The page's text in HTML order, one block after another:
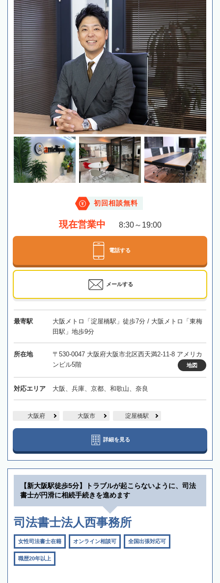
初回相談無料
現在営業中 8:30～19:00
電話する
メールする
最寄駅
大阪メトロ「淀屋橋駅」徒歩7分 / 大阪メトロ「東梅
田駅」地歩9分
所在地
〒530-0047 大阪府大阪市北区西天満2-11-8 アメリカ
ンビル5階
地図
対応エリア 大阪、兵庫、京都、和歌山、奈良
大阪府 大阪市 淀屋橋駅
詳細を見る
【新大阪駅徒歩5分】トラブルが起こらないように、司法
書士が円滑に相続手続きを進めます
司法書士法人西事務所
女性司法書士在籍 オンライン相談可 全国出張対応可
職歴20年以上